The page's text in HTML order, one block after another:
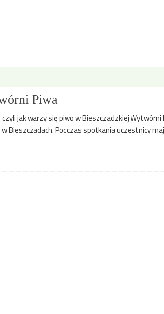
Piwa
jak warzy się piwo w Bieszczadzkiej Wytwórni
Bieszczadach. Podczas spotkania uczestnicy